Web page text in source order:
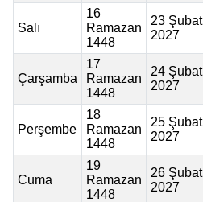
Salı
16
Ramazan
1448
23 Şubat
2027
Çarşamba
17
Ramazan
1448
24 Şubat
2027
Perşembe
18
Ramazan
1448
25 Şubat
2027
Cuma
19
Ramazan
1448
26 Şubat
2027